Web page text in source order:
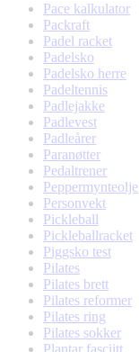
Pace kalkulator
Packraft
Padel racket
Padelsko
Padelsko herre
Padeltennis
Padlejakke
Padlevest
Padleårer
Paranøtter
Pedaltrener
Peppermynteolje
Personvekt
Pickleball
Pickleballracket
Piggsko test
Pilates
Pilates brett
Pilates reformer
Pilates ring
Pilates sokker
Plantar fasciitt